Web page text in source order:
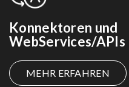
Konnektoren und
WebServices/APIs
MEHR ERFAHREN